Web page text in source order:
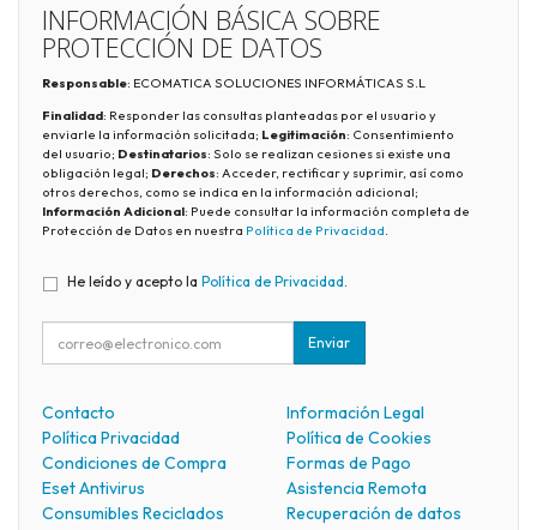
INFORMACIÓN BÁSICA SOBRE
PROTECCIÓN DE DATOS
Responsable: ECOMATICA SOLUCIONES INFORMÁTICAS S.L
Finalidad: Responder las consultas planteadas por el usuario y
enviarle la información solicitada; Legitimación: Consentimiento
del usuario; Destinatarios: Solo se realizan cesiones si existe una
obligación legal; Derechos: Acceder, rectificar y suprimir, así como
otros derechos, como se indica en la información adicional;
Información Adicional: Puede consultar la información completa de
Protección de Datos en nuestra Política de Privacidad
He leído y acepto la Política de Privacidad.
Enviar
Contacto
Información Legal
Política Privacidad
Política de Cookies
Condiciones de Compra
Formas de Pago
Eset Antivirus
Asistencia Remota
Consumibles Reciclados
Recuperación de datos